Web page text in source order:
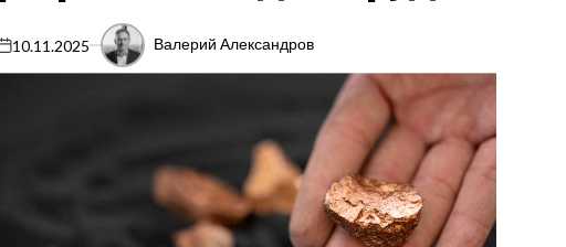
10.11.2025 Валерий Александров